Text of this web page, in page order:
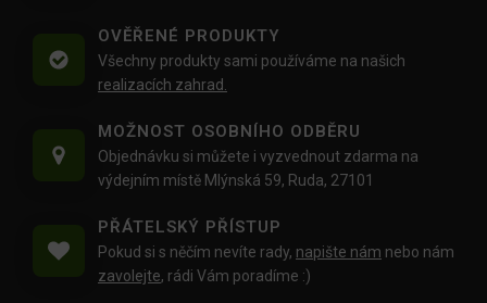
OVĚŘENÉ PRODUKTY
Všechny produkty sami používáme na našich
realizacích zahrad.
MOŽNOST OSOBNÍHO ODBĚRU
Objednávku si můžete i vyzvednout zdarma na
výdejním místě Mlýnská 59, Ruda, 27101
PŘÁTELSKÝ PŘÍSTUP
Pokud si s něčím nevíte rady, napište nám nebo nám
zavolejte, rádi Vám poradíme :)